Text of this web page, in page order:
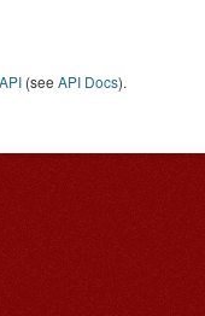
API (see API Docs).